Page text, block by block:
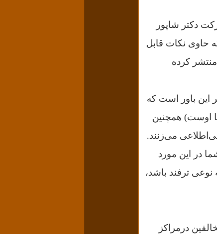
دکتر شاپور
حاوی نکات قابل
منتشر کرده
این باور است که
اوست) همچنین
می‌زنند.
در این مورد
ترفند باشد،
درمراکز